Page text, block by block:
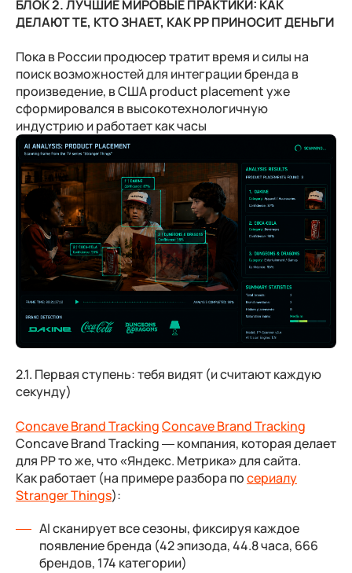
БЛОК 2. ЛУЧШИЕ МИРОВЫЕ ПРАКТИКИ: КАК
ДЕЛАЮТ ТЕ, КТО ЗНАЕТ, КАК РР ПРИНОСИТ ДЕНЬГИ
Пока в России продюсер тратит время и силы на
поиск возможностей для интеграции бренда в
произведение, в США product placement уже
сформировался в высокотехнологичную
индустрию и работает как часы
2.1. Первая ступень: тебя видят (и считают каждую
секунду)
Concave Brand TrackingConcave Brand Tracking
Concave Brand Tracking — компания, которая делает
для PP то же, что «Яндекс. Метрика» для сайта.
Как работает (на примере разбора посериалу
Stranger Things):
AI сканирует все сезоны, фиксируя каждое
появление бренда (42 эпизода, 44.8 часа, 666
брендов, 174 категории)